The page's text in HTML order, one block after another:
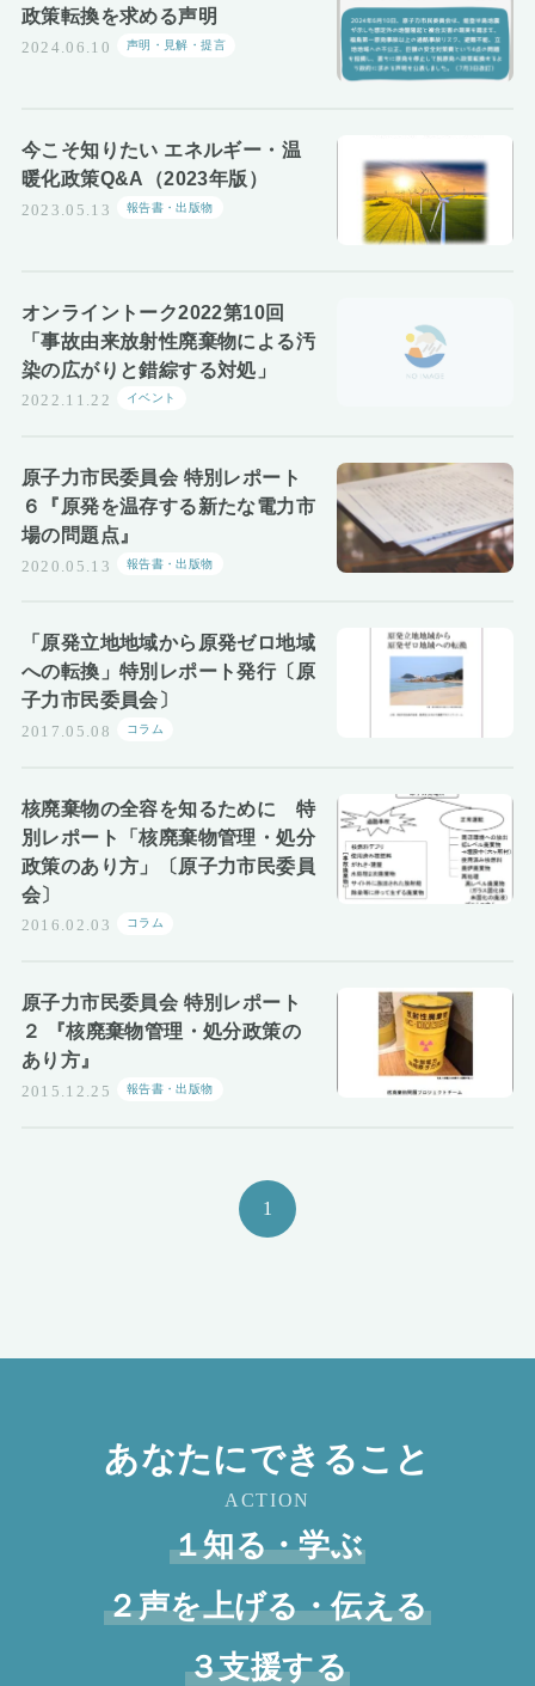
政策転換を求める声明
2024.06.10 声明・見解・提言
今こそ知りたい エネルギー・温
暖化政策Q&A（2023年版）
2023.05.13 報告書・出版物
オンライントーク2022第10回
「事故由来放射性廃棄物による汚
染の広がりと錯綜する対処」
2022.11.22 イベント
原子力市民委員会 特別レポート
６『原発を温存する新たな電力市
場の問題点』
2020.05.13 報告書・出版物
「原発立地地域から原発ゼロ地域
への転換」特別レポート発行〔原
子力市民委員会〕
2017.05.08 コラム
核廃棄物の全容を知るために 特
別レポート「核廃棄物管理・処分
政策のあり方」〔原子力市民委員
会〕
2016.02.03 コラム
原子力市民委員会 特別レポート
２ 『核廃棄物管理・処分政策の
あり方』
2015.12.25 報告書・出版物
1
あなたにできること
ACTION
１知る・学ぶ
２声を上げる・伝える
３支援する